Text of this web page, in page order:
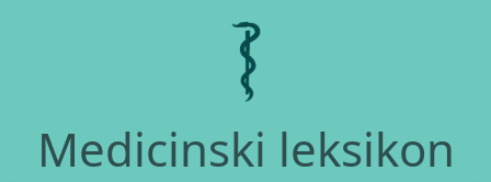
Medicinski leksikon